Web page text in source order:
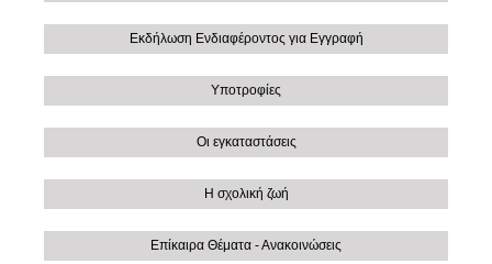
Εκδήλωση Ενδιαφέροντος για Εγγραφή
Υποτροφίες
Οι εγκαταστάσεις
Η σχολική ζωή
Επίκαιρα Θέματα - Ανακοινώσεις